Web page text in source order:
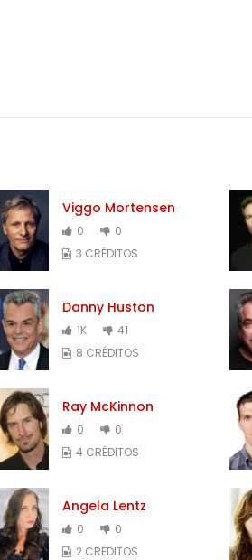
Viggo Mortensen
0
0
3 CRÉDITOS
Danny Huston
1K
41
8 CRÉDITOS
Ray McKinnon
0
0
4 CRÉDITOS
Angela Lentz
0
0
2 CRÉDITOS